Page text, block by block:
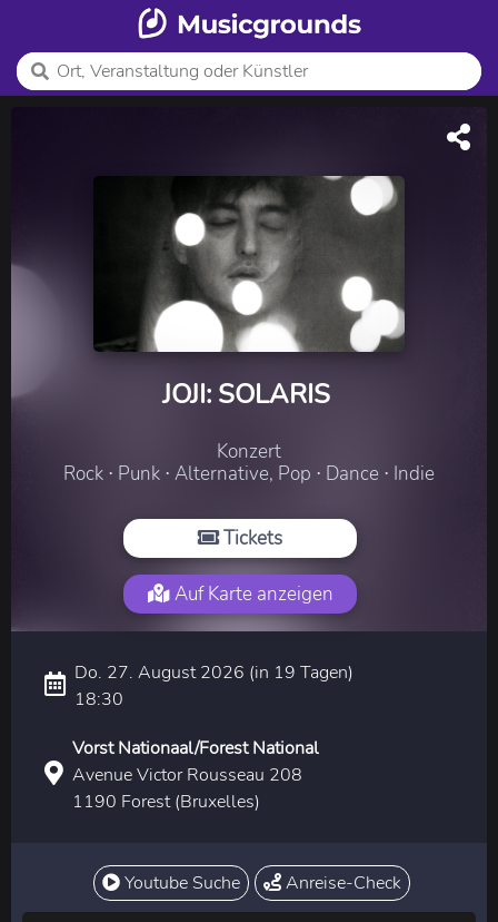
JOJI: SOLARIS
Konzert
Rock ⋅ Punk ⋅ Alternative, Pop ⋅ Dance ⋅ Indie
Tickets
Auf Karte anzeigen
Do. 27. August 2026 (in 19 Tagen)
18:30
Vorst Nationaal/Forest National
Avenue Victor Rousseau 208
1190 Forest (Bruxelles)
Youtube Suche Anreise-Check